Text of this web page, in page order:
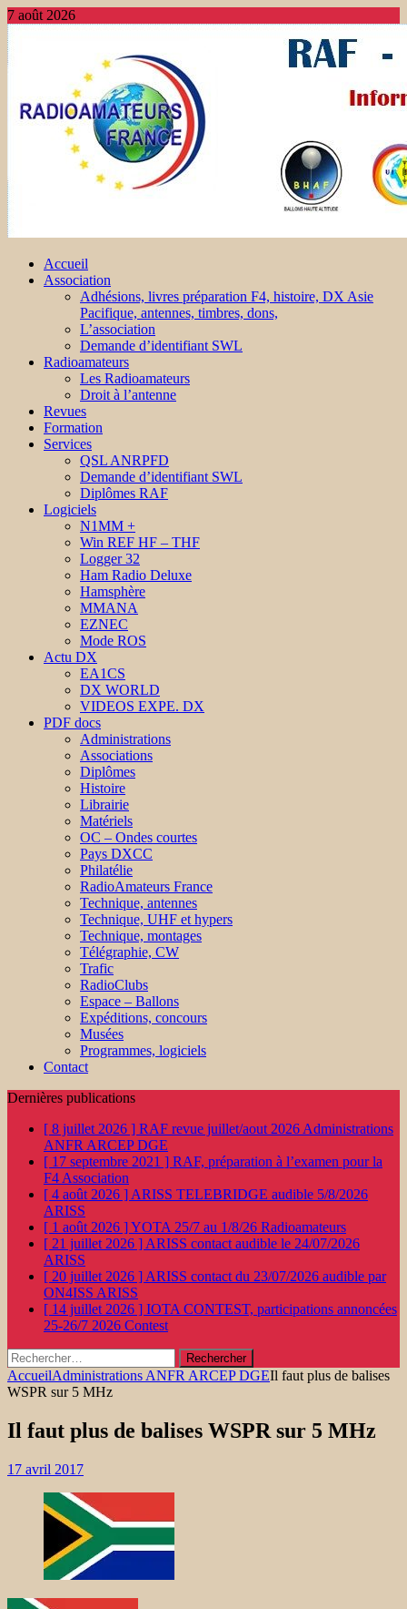
7 août 2026
Accueil
Association
Adhésions, livres préparation F4, histoire, DX Asie
Pacifique, antennes, timbres, dons,
L’association
Demande d’identifiant SWL
Radioamateurs
Les Radioamateurs
Droit à l’antenne
Revues
Formation
Services
QSL ANRPFD
Demande d’identifiant SWL
Diplômes RAF
Logiciels
N1MM +
Win REF HF – THF
Logger 32
Ham Radio Deluxe
Hamsphère
MMANA
EZNEC
Mode ROS
Actu DX
EA1CS
DX WORLD
VIDEOS EXPE. DX
PDF docs
Administrations
Associations
Diplômes
Histoire
Librairie
Matériels
OC – Ondes courtes
Pays DXCC
Philatélie
RadioAmateurs France
Technique, antennes
Technique, UHF et hypers
Technique, montages
Télégraphie, CW
Trafic
RadioClubs
Espace – Ballons
Expéditions, concours
Musées
Programmes, logiciels
Contact
Dernières publications
[ 8 juillet 2026 ] RAF revue juillet/aout 2026 Administrations
ANFR ARCEP DGE
[ 17 septembre 2021 ] RAF, préparation à l’examen pour la
F4 Association
[ 4 août 2026 ] ARISS TELEBRIDGE audible 5/8/2026
ARISS
[ 1 août 2026 ]YOTA 25/7 au 1/8/26 Radioamateurs
[ 21 juillet 2026 ] ARISS contact audible le 24/07/2026
ARISS
[ 20 juillet 2026 ] ARISS contact du 23/07/2026 audible par
ON4ISS ARISS
[ 14 juillet 2026 ] IOTA CONTEST, participations annoncées
25-26/7 2026 Contest
Rechercher :
AccueilAdministrations ANFR ARCEP DGEIl faut plus de balises
WSPR sur 5 MHz
Il faut plus de balises WSPR sur 5 MHz
17 avril 2017